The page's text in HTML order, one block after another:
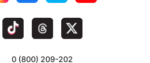
0 (800) 209-202